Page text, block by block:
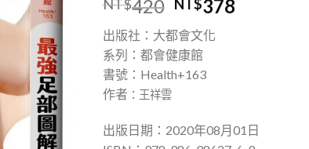
望清
單」
NT$420 NT$378
出版社：大都會文化
系列：都會健康館
書號：Health+163
作者 ：王祥雲
出版日期：2020年08月01日